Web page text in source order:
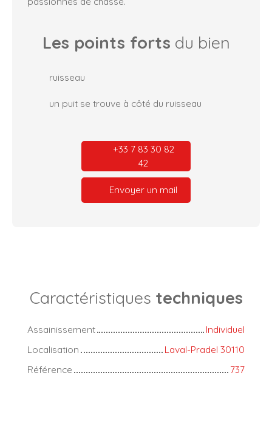
Les points forts du bien
ruisseau
un puit se trouve à côté du ruisseau
+33 7 83 30 82
42
Envoyer un mail
Caractéristiques techniques
Assainissement
Individuel
Localisation
Laval-Pradel 30110
Référence
737